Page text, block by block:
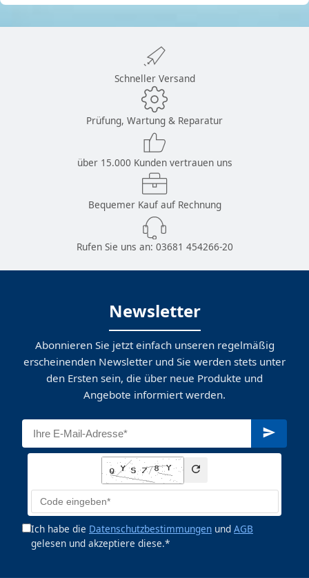
Schneller Versand
Prüfung, Wartung & Reparatur
über 15.000 Kunden vertrauen uns
Bequemer Kauf auf Rechnung
Rufen Sie uns an: 03681 454266-20
Newsletter
Abonnieren Sie jetzt einfach unseren regelmäßig
erscheinenden Newsletter und Sie werden stets unter
den Ersten sein, die über neue Produkte und
Angebote informiert werden.
Ich habe die Datenschutzbestimmungen und AGB
gelesen und akzeptiere diese.*